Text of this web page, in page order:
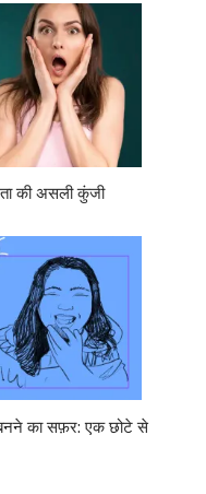
की असली कुंजी
बनने का सफ़र: एक छोटे से